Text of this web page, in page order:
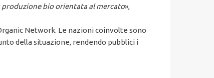
bio orientata al mercato»,
Network. Le nazioni coinvolte sono
della situazione, rendendo pubblici i